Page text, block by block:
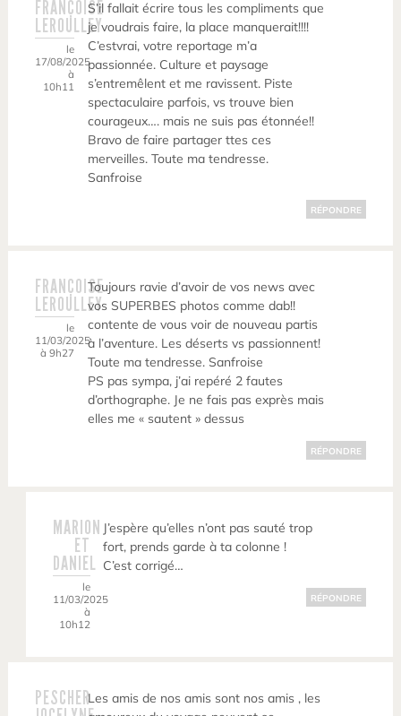
FRANÇOISE
LEROULLEY
le
17/08/2025
à
10h11
S’il fallait écrire tous les compliments que
je voudrais faire, la place manquerait!!!!
C’estvrai, votre reportage m’a
passionnée. Culture et paysage
s’entremêlent et me ravissent. Piste
spectaculaire parfois, vs trouve bien
courageux…. mais ne suis pas étonnée!!
Bravo de faire partager ttes ces
merveilles. Toute ma tendresse.
Sanfroise
RÉPONDRE
FRANÇOISE
LEROULLEY
le
11/03/2025
à 9h27
Toujours ravie d’avoir de vos news avec
vos SUPERBES photos comme dab!!
contente de vous voir de nouveau partis
à l’aventure. Les déserts vs passionnent!
Toute ma tendresse. Sanfroise
PS pas sympa, j’ai repéré 2 fautes
d’orthographe. Je ne fais pas exprès mais
elles me « sautent » dessus
RÉPONDRE
MARION
ET
DANIEL
le
11/03/2025
à
10h12
J’espère qu’elles n’ont pas sauté trop
fort, prends garde à ta colonne !
C’est corrigé…
RÉPONDRE
PESCHERLes amis de nos amis sont nos amis , les